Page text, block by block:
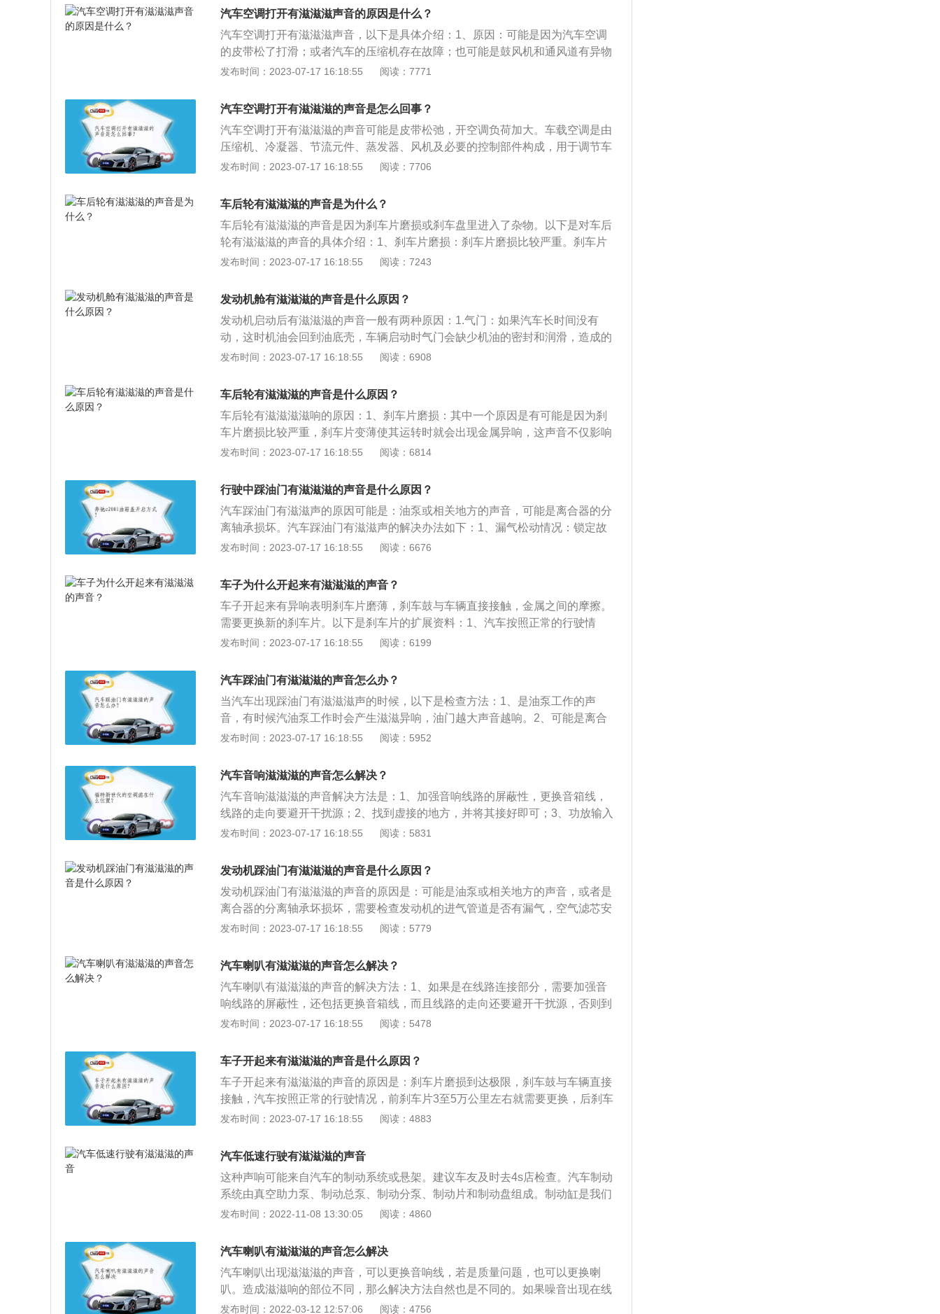
中产生的剧烈振动传递给驾驶者，增加其控制方向的难度。当发动机被改为安装
在车头部位之后，由于重量的增加，驾驶员根本没有办法再用车舵来驾驶汽车
了。方向盘这种新设计便应运而生，它在驾驶员与车轮之间引入的齿轮系统操作
灵活，很好地隔绝了来自道路的剧烈振动。不仅如此，好的方向盘系统还能为驾
发生在哪个地方。在发动机右边一般是发电机的皮带；左边的话是节气氛的问
题；有前轮刹车片可能大部分原因是因为刹车卡钳，小部分卡死导致。可能是装
上的时候把刹车卡钳的活塞压回去时候压坏了导致一定程度卡死。
改备胎，然后到维修厂看看是否要补胎，能补则补。轮毂螺丝有松动导致的异
响：如果是前轮轮毂螺丝有松动，在下坡时轻点刹车，轮子会发出细微的磕磕响
声，这时候要注意仔细去听。后轮螺丝松动，轮子的响声会通过后备箱放大，发
出比较大的磕磕声，并且噪音会在后备厢传出。这时候在后备厢拿出工具把螺丝
上紧即可。
汽车空调打开有滋滋滋声音的原因是什么？
汽车空调打开有滋滋滋声音，以下是具体介绍：1、原因：可能是因为汽车空调
的皮带松了打滑；或者汽车的压缩机存在故障；也可能是鼓风机和通风道有异物
在里面。如果自己不熟悉拆装步骤，最好还是去4s店进行维修。2、处理办法:空
带上有油污，如果是油污使皮带打滑清洁干净。如果不是需要调节压缩机的位置
螺栓，使压缩机的皮带紧一些，就可以增大摩擦力；如果是皮带松了发出异响，
可以用手压一下皮带的张紧度，太松调紧一些，皮带使用太久了就需要进行更
换；皮带的张紧轮损坏，也是会存在异响，需要更换新的张紧轮。
发布时间：2023-07-17 16:18:55 阅读：7771
汽车空调打开有滋滋滋的声音是怎么回事？
汽车空调打开有滋滋滋的声音可能是皮带松弛，开空调负荷加大。车载空调是由
压缩机、冷凝器、节流元件、蒸发器、风机及必要的控制部件构成，用于调节车
内温度、湿度，给乘员提供舒适环境的空调系统。以下是对其的扩展介绍：1、
缩机有故障的响声，这响声一般在发动机仓里面。2、鼓风机的声音：不仅仅是
开空调响声，一般在开外循环的时候就会有响声，一般在手套箱里面，声音一般
是哒哒的声音。
发布时间：2023-07-17 16:18:55 阅读：7706
车后轮有滋滋滋的声音是为什么？
车后轮有滋滋滋的声音是因为刹车片磨损或刹车盘里进入了杂物。以下是对车后
轮有滋滋滋的声音的具体介绍：1、刹车片磨损：刹车片磨损比较严重。刹车片
变薄使其运转时就会出现金属异响，这声音不仅影响车辆的驾驶舒适感，而且对
里进入了杂物：刹车盘里进入了杂物，比如小石头，碎钉子等，也会引起车辆行
发布时间：2023-07-17 16:18:55 阅读：7243
发动机舱有滋滋滋的声音是什么原因？
发动机启动后有滋滋滋的声音一般有两种原因：1.气门：如果汽车长时间没有
动，这时机油会回到油底壳，车辆启动时气门会缺少机油的密封和润滑，造成的
滋滋声，这种属于正常情况。2.皮带：启动时由皮带发出的异响声，这种情况就
装配：这个异响有可能是由于正时皮带和正时壳摩擦的产生，可以将正时壳上面
的螺丝松开半圈观察异响是否消失。2.检查一下发电机皮带：可能是附件皮带产
生的异响。正时传动部分松紧度调整得太紧，把发电和空调助力皮带拆下来排除
是否是这两条皮带出的问题。正时皮带涨紧轮有问题，通常需与正时皮带一同更
换。
发布时间：2023-07-17 16:18:55 阅读：6908
车后轮有滋滋滋的声音是什么原因？
车后轮有滋滋滋滋响的原因：1、刹车片磨损：其中一个原因是有可能是因为刹
车片磨损比较严重，刹车片变薄使其运转时就会出现金属异响，这声音不仅影响
车辆的驾驶舒适感，而且对于车辆的制动性能也会有些影响，所以要去4S店进行
物，比如小石头，碎钉子等，也会引起车辆行驶中有异响。3、刹车片挡板变
形：如果刹车片挡板变形，在车辆行驶过程中会蹭到旋转中的轮胎，也会发出异
响。遇到这些情况要及时到维修店进行检查维修更换。
发布时间：2023-07-17 16:18:55 阅读：6814
行驶中踩油门有滋滋滋的声音是什么原因？
汽车踩油门有滋滋声的原因可能是：油泵或相关地方的声音，可能是离合器的分
离轴承损坏。汽车踩油门有滋滋声的解决办法如下：1、漏气松动情况：锁定故
障彻底解决，需要检查发动机的进气管道是否有漏气，空气滤芯安装是否到位，
地方：在发动机右边一般是发电机的皮带；左边是节气氛的问题；有前轮刹车片
可能大部分原因是因为刹车卡钳，小部分卡死导致。可能是装上的时候把刹车卡
钳的活塞压回去时候压坏了导致一定程度卡死。
发布时间：2023-07-17 16:18:55 阅读：6676
车子为什么开起来有滋滋滋的声音？
车子开起来有异响表明刹车片磨薄，刹车鼓与车辆直接接触，金属之间的摩擦。
需要更换新的刹车片。以下是刹车片的扩展资料：1、汽车按照正常的行驶情
况，前刹车片3-5万公里需要更换，后刹车片可以行驶6-10公里再进行更换。2、
片的厚度与这个标识持平，需要立即更换。3、感觉刹车踏板踩踏感轻，或感觉
刹车吃力、刹不住车时，表明刹车片磨损严重，厚度不够，需要及时更换。
发布时间：2023-07-17 16:18:55 阅读：6199
汽车踩油门有滋滋滋的声音怎么办？
当汽车出现踩油门有滋滋滋声的时候，以下是检查方法：1、是油泵工作的声
音，有时候汽油泵工作时会产生滋滋异响，油门越大声音越响。2、可能是离合
器的分离轴承坏掉。试着踩油门，车子如果正常运转但并不加速，这说明显打
查发动机的进气管道是否有漏气，踩油门加大进气量，会有漏气滋滋异响，检查
空气滤芯安装是否到位，进气管路有无破损和松动。4、发动机皮带是否老化松
动、打滑，需要更换皮带张紧器。
发布时间：2023-07-17 16:18:55 阅读：5952
汽车音响滋滋滋的声音怎么解决？
汽车音响滋滋滋的声音解决方法是：1、加强音响线路的屏蔽性，更换音箱线，
线路的走向要避开干扰源；2、找到虚接的地方，并将其接好即可；3、功放输入
信号线需要采用屏蔽电缆，并且电缆的网层要接地，功放电源接线位置要从后向
而设置的收放音装置，其组成部分是：主机、扬声器、功放，作用是把来自音源
或前级放大器的弱信号放大，不让音质发生改变推动音箱放声，俗称扩音机。
发布时间：2023-07-17 16:18:55 阅读：5831
发动机踩油门有滋滋滋的声音是什么原因？
发动机踩油门有滋滋滋的声音的原因是：可能是油泵或相关地方的声音，或者是
离合器的分离轴承坏损坏，需要检查发动机的进气管道是否有漏气，空气滤芯安
装是否到位，看声音来自何处，发动机皮带是否老化松动、打滑。踩油门的注意
切配合动作敏捷；3、选择的挡位要适当使发动机大部分时间运行在中等转速和
较大节气门以节省燃料；4、汽车行驶、熄火前应先松油门踏板不能猛轰空油
门。
发布时间：2023-07-17 16:18:55 阅读：5779
汽车喇叭有滋滋滋的声音怎么解决？
汽车喇叭有滋滋滋的声音的解决方法：1、如果是在线路连接部分，需要加强音
响线路的屏蔽性，还包括更换音箱线，而且线路的走向还要避开干扰源，否则到
时候还是会有明显的电流声；2、如果是功放设备出现故障，需要找到虚接的地
号线需要采用屏蔽电缆，并且电缆的网层要接地，功放电源接线位置要从后向前
接，而不能把电源接在输入端。
发布时间：2023-07-17 16:18:55 阅读：5478
车子开起来有滋滋滋的声音是什么原因？
车子开起来有滋滋滋的声音的原因是：刹车片磨损到达极限，刹车鼓与车辆直接
接触，汽车按照正常的行驶情况，前刹车片3至5万公里左右就需要更换，后刹车
片可以行驶6至10公里左右再进行更换。每辆汽车的行驶环境不同磨损程度也不
米左右，刹车片两端都有一个突起，大约3毫米左右，如果刹车片的厚度与这个
标识持平，就需要立即更换。
发布时间：2023-07-17 16:18:55 阅读：4883
汽车低速行驶有滋滋滋的声音
这种声响可能来自汽车的制动系统或悬架。建议车友及时去4s店检查。汽车制动
系统由真空助力泵、制动总泵、制动分泵、制动片和制动盘组成。制动缸是我们
平时能看到的制动钳。如果制动钳位置不好，汽车行驶时会发出一些异常的噪
耳，很正常。首先要自己检查机油。如果长时间不更换机油，或者机油变质，气
缸阀与导管、液压挺杆之间的摩擦力会增大，导致汽车加油时产生异常噪音。根
据这个噪音，我们判断是汽车半轴的问题。汽车半轴在长期扭转疲劳和冲力的影
响下，易于出现弯折、歪曲破裂、花键齿磨损或歪斜等故障，导致汽车行驶到一
定速度范围再加速时，车头有规律的抖动，并伴有咔哒声。松开油门踏板后，抖
发布时间：2022-11-08 13:30:05 阅读：4860
汽车喇叭有滋滋滋的声音怎么解决
汽车喇叭出现滋滋滋的声音，可以更换音响线，若是质量问题，也可以更换喇
叭。造成滋滋响的部位不同，那么解决方法自然也是不同的。如果噪音出现在线
路连接部分的话，那么就需要加强音响线路的屏蔽性。具体可以更换音响线，另
发布时间：2022-03-12 12:57:06 阅读：4756